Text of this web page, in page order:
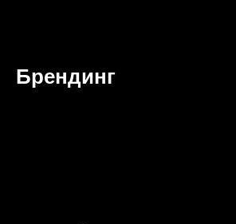
Брендинг